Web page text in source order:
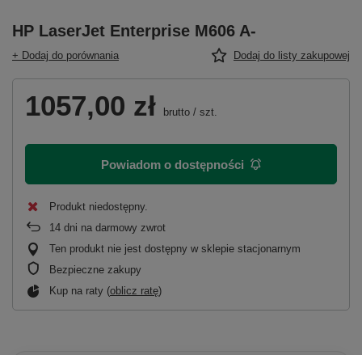
HP LaserJet Enterprise M606 A-
+ Dodaj do porównania Dodaj do listy zakupowej
1057,00 zł brutto / szt.
Powiadom o dostępności
Produkt niedostępny
14 dni na darmowy zwrot
Ten produkt nie jest dostępny w sklepie stacjonarnym
Bezpieczne zakupy
Kup na raty (oblicz ratę)